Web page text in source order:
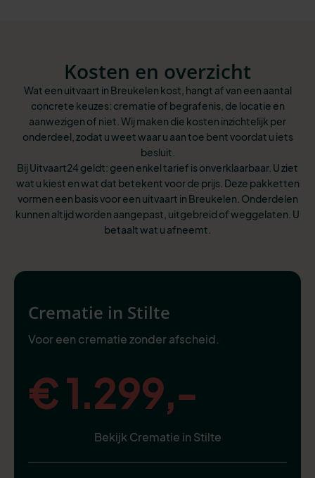
Kosten en overzicht
Wat een uitvaart in Breukelen kost, hangt af van een aantal
concrete keuzes: crematie of begrafenis, de locatie en
aanwezigen of niet. Wij maken die kosten inzichtelijk per
onderdeel, zodat u weet waar u aan toe bent voordat u iets
besluit.
Bij Uitvaart24 geldt: geen enkel tarief is onverklaarbaar. U ziet
wat u kiest en wat dat betekent voor de prijs. Deze pakketten
vormen een basis voor een uitvaart in Breukelen. Onderdelen
kunnen altijd worden aangepast, uitgebreid of weggelaten. U
betaalt wat u afneemt.
Crematie in Stilte
Voor een crematie zonder afscheid.
€ 1.299,-
Bekijk Crematie in Stilte